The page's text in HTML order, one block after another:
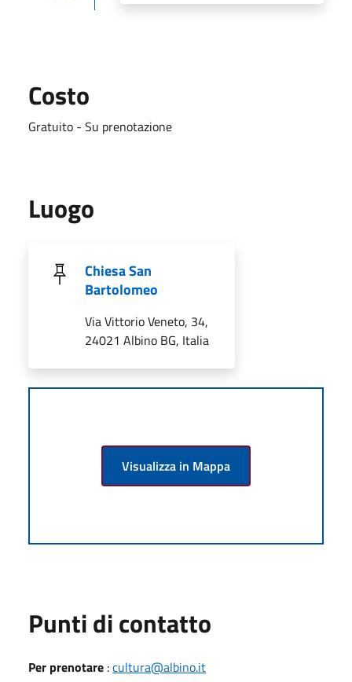
Costo
Gratuito - Su prenotazione
Luogo
Chiesa San
Bartolomeo
Via Vittorio Veneto, 34,
24021 Albino BG, Italia
Visualizza in Mappa
Punti di contatto
Per prenotare :cultura@albino.it